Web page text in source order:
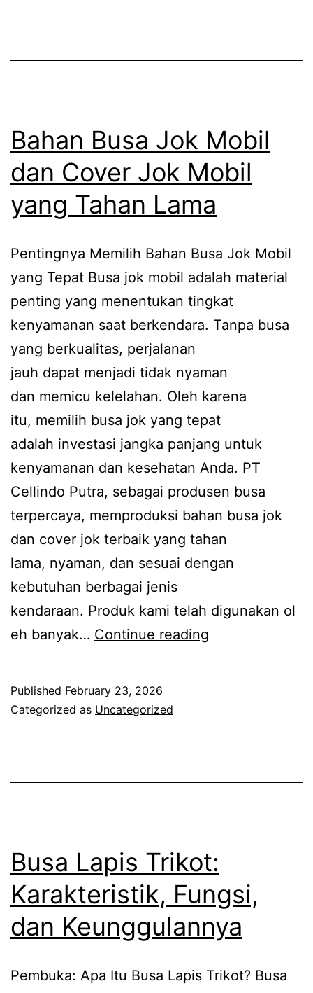
Bahan Busa Jok Mobil
dan Cover Jok Mobil
yang Tahan Lama
Pentingnya Memilih Bahan Busa Jok Mobil
yang Tepat Busa jok mobil adalah material
penting yang menentukan tingkat
kenyamanan saat berkendara. Tanpa busa
yang berkualitas, perjalanan
jauh dapat menjadi tidak nyaman
dan memicu kelelahan. Oleh karena
itu, memilih busa jok yang tepat
adalah investasi jangka panjang untuk
kenyamanan dan kesehatan Anda. PT
Cellindo Putra, sebagai produsen busa
terpercaya, memproduksi bahan busa jok
dan cover jok terbaik yang tahan
lama, nyaman, dan sesuai dengan
kebutuhan berbagai jenis
kendaraan. Produk kami telah digunakan ol
eh banyak… Continue reading
Lama
Published February 23, 2026
Categorized as Uncategorized
Busa Lapis Trikot:
Karakteristik, Fungsi,
dan Keunggulannya
Pembuka: Apa Itu Busa Lapis Trikot? Busa